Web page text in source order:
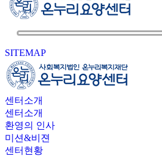
SITEMAP
센터소개
센터소개
환영의 인사
미션&비젼
센터현황